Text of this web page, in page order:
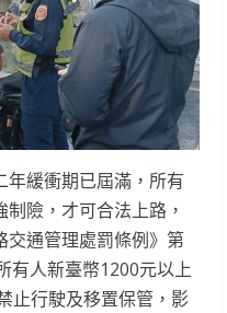
年緩衝期已屆滿，所有
險，才可合法上路，
交通管理處罰條例》第
有人新臺幣1200元以上
止行駛及移置保管，影